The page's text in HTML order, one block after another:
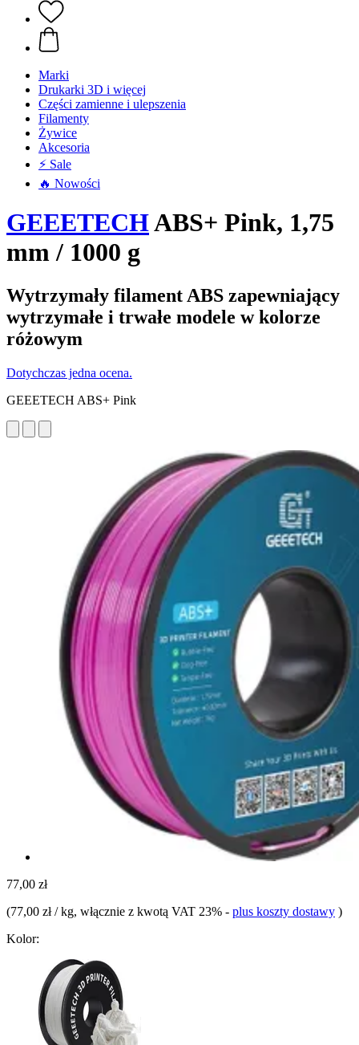
Marki
Drukarki 3D i więcej
Części zamienne i ulepszenia
Filamenty
Żywice
Akcesoria
⚡ Sale
🔥 Nowości
GEEETECHABS+ Pink, 1,75
mm / 1000 g
Wytrzymały filament ABS zapewniający
wytrzymałe i trwałe modele w kolorze
różowym
Dotychczas jedna ocena.
GEEETECH ABS+ Pink
77,00 zł
(77,00 zł / kg, włącznie z kwotą VAT 23% - plus koszty dostawy )
Kolor: